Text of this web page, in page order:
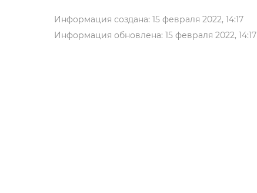
Информация создана: 15 февраля 2022, 14:17
Информация обновлена: 15 февраля 2022, 14:17